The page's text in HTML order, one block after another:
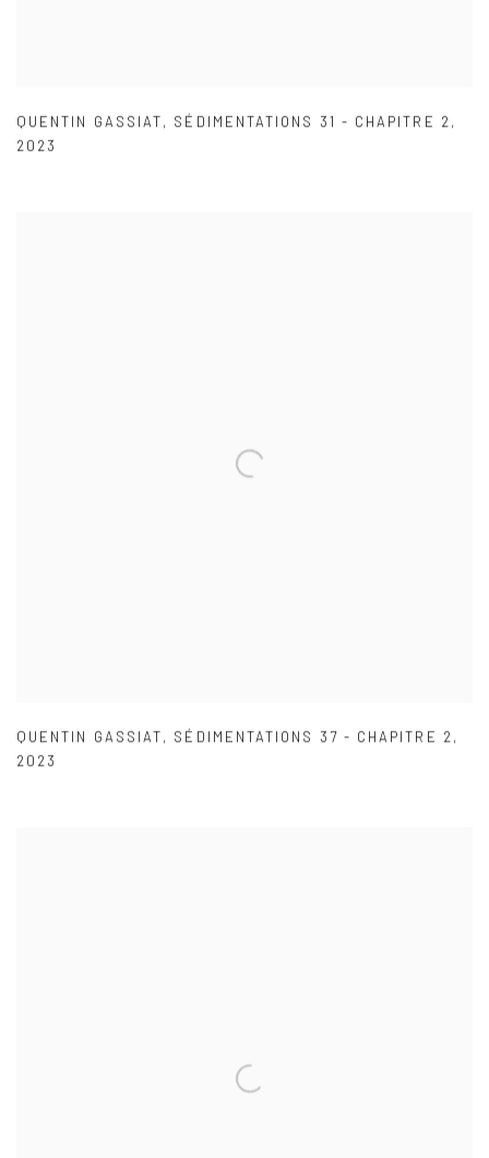
QUENTIN GASSIAT, SÉDIMENTATIONS 31 - CHAPITRE 2,
2023
QUENTIN GASSIAT, SÉDIMENTATIONS 37 - CHAPITRE 2,
2023